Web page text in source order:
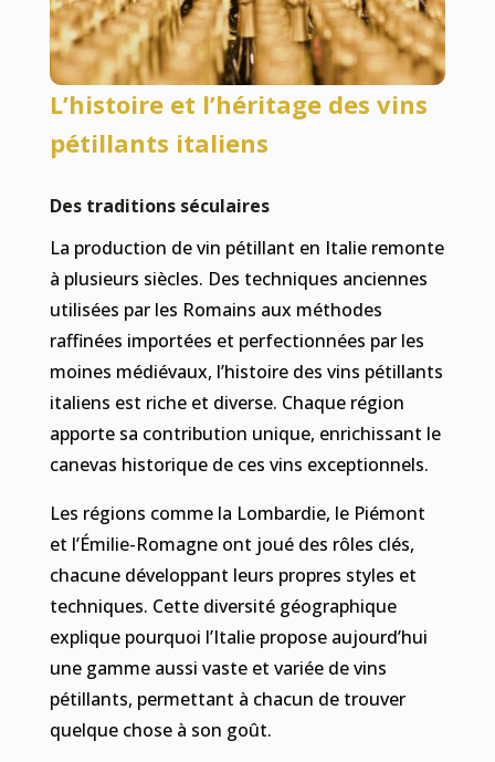
L’histoire et l’héritage des vins
pétillants italiens
Des traditions séculaires
La production de vin pétillant en Italie remonte
à plusieurs siècles. Des techniques anciennes
utilisées par les Romains aux méthodes
raffinées importées et perfectionnées par les
moines médiévaux, l’histoire des vins pétillants
italiens est riche et diverse. Chaque région
apporte sa contribution unique, enrichissant le
canevas historique de ces vins exceptionnels.
Les régions comme la Lombardie, le Piémont
et l’Émilie-Romagne ont joué des rôles clés,
chacune développant leurs propres styles et
techniques. Cette diversité géographique
explique pourquoi l’Italie propose aujourd’hui
une gamme aussi vaste et variée de vins
pétillants, permettant à chacun de trouver
quelque chose à son goût.